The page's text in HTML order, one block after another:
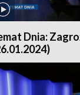
Dnia: